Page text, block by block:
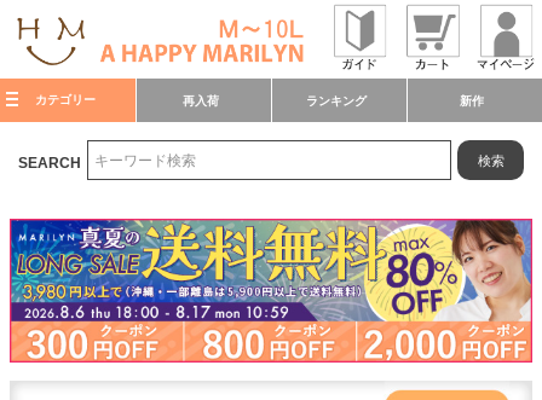
カテゴリー 再入荷 ランキング 新作
SEARCH 検索